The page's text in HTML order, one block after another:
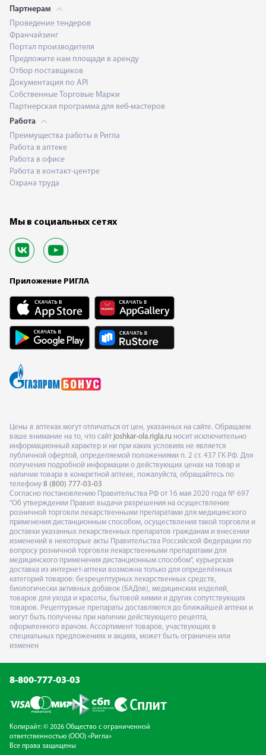
Партнерам
Проведение тендеров
Франчайзинг
Портал производителя
Предложите нам площади в аренду
Отбор поставщиков
Документация по API
Собственные Торговые Марки
Партнерская программа для веб-мастеров
Работа
Преимущества работы в Ригла
Работа в аптеке
Работа в офисе
Работа в контакт-центре
Охрана труда
Мы в социальных сетях
Приложение РИГЛА
Цены в аптеках могут отличаться от цен, указанных на сайте. Обращаем
ваше внимание на то, что сайт joshkar-ola.rigla.ru носит исключительно
информационный характер и ни при каких условиях не является
публичной офертой, определяемой положениями п. 2 ст. 437 ГК РФ. Для
получения подробной информации о действующих ценах на товар и
наличии товара в конкретной аптеке, пожалуйста, обращайтесь по
телефону 8 (800) 777-03-03
Согласно постановлению Правительства РФ от 16 мая 2020 года № 697
"Об утверждении Правил выдачи разрешения на осуществление
розничной торговли лекарственными препаратами для медицинского
применения дистанционным способом, осуществления такой торговли и
доставки указанных лекарственных препаратов гражданам и внесении
изменений в некоторые акты Правительства Российской Федерации по
вопросу розничной торговли лекарственными препаратами для
медицинского применения дистанционным способом", курьерская
доставка из интернет-аптеки возможна только для определённых
категорий товаров: безрецептурных лекарственных средств,
биологически активных добавок (БАДов), медицинских изделий,
товаров для ухода и красоты, бытовой химии и других сопутствующих
товаров. Рецептурные препараты доставляются до ближайшей аптеки и
могут быть получены при наличии действующего рецепта,
оформленного врачом. Ассортимент товаров, участвующих в
специальных предложениях и акциях, может быть ограничен или
изменен
8-800-777-03-03
Копирайт: © 2026 Общество с ограниченной
ответственностью (ООО) «Ригла»
Все права защищены